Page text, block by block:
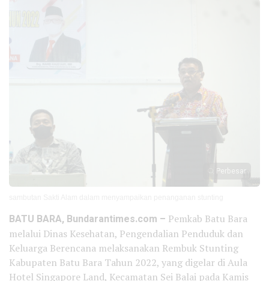
Perbesar
BATU BARA, Bundarantimes.com – Pemkab Batu Bara
melalui Dinas Kesehatan, Pengendalian Penduduk dan
Keluarga Berencana melaksanakan Rembuk Stunting
Kabupaten Batu Bara Tahun 2022, yang digelar di Aula
Hotel Singapore Land, Kecamatan Sei Balai pada Kamis